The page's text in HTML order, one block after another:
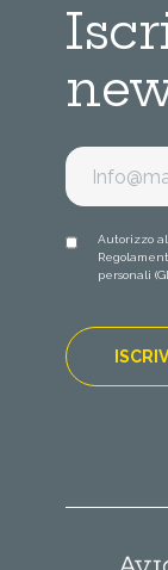
Autorizzo
personali